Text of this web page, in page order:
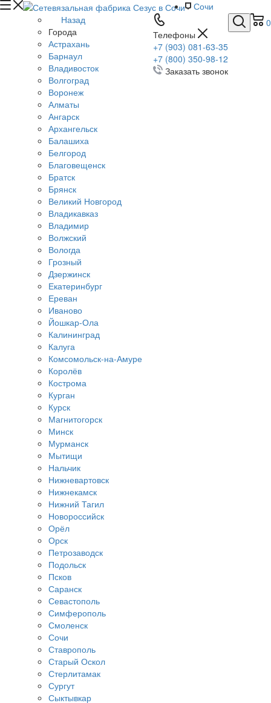
0
Телефоны
+7 (903) 081-63-35
+7 (800) 350-98-12
Заказать звонок
Сочи
Назад
Города
Астрахань
Барнаул
Владивосток
Волгоград
Воронеж
Алматы
Ангарск
Архангельск
Балашиха
Белгород
Благовещенск
Братск
Брянск
Великий Новгород
Владикавказ
Владимир
Волжский
Вологда
Грозный
Дзержинск
Екатеринбург
Ереван
Иваново
Йошкар-Ола
Калининград
Калуга
Комсомольск-на-Амуре
Королёв
Кострома
Курган
Курск
Магнитогорск
Минск
Мурманск
Мытищи
Нальчик
Нижневартовск
Нижнекамск
Нижний Тагил
Новороссийск
Орёл
Орск
Петрозаводск
Подольск
Псков
Саранск
Севастополь
Симферополь
Смоленск
Сочи
Ставрополь
Старый Оскол
Стерлитамак
Сургут
Сыктывкар